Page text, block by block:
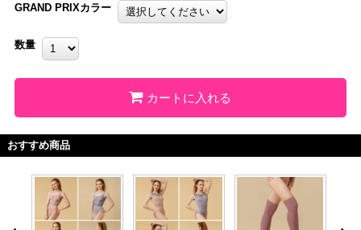
GRAND PRIXカラー
数量
カートに入れる
おすすめ商品